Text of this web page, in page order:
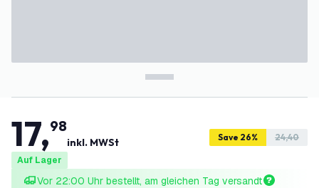
17,98
inkl. MWSt Save 26% 24,40
Auf Lager
Vor 22:00 Uhr bestellt, am gleichen Tag versandt